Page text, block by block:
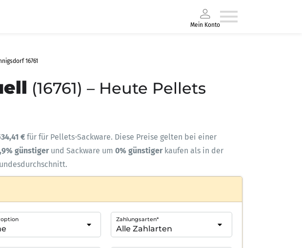
Mein Konto
16761
(16761) – Heute Pellets
€ für für Pellets-Sackware. Diese Preise gelten bei einer
günstiger und Sackware um 0% günstigerkaufen als in der
Zahlungsarten*